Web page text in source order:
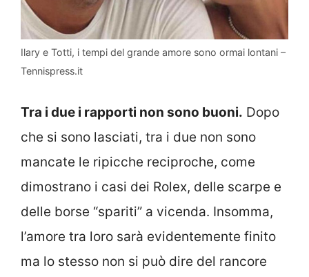
Ilary e Totti, i tempi del grande amore sono ormai lontani –
Tennispress.it
Tra i due i rapporti non sono buoni. Dopo
che si sono lasciati, tra i due non sono
mancate le ripicche reciproche, come
dimostrano i casi dei Rolex, delle scarpe e
delle borse “spariti” a vicenda. Insomma,
l’amore tra loro sarà evidentemente finito
ma lo stesso non si può dire del rancore